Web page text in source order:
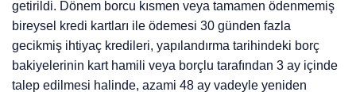
getirildi. Dönem borcu kısmen veya tamamen ödenmemiş
bireysel kredi kartları ile ödemesi 30 günden fazla
gecikmiş ihtiyaç kredileri, yapılandırma tarihindeki borç
bakiyelerinin kart hamili veya borçlu tarafından 3 ay içinde
talep edilmesi halinde, azami 48 ay vadeyle yeniden